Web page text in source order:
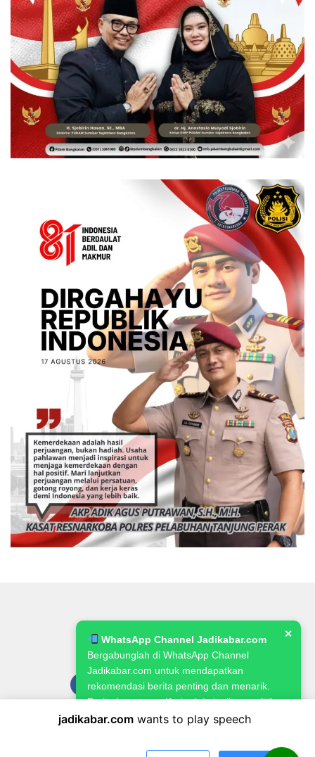
Pedoman Media Siber Kode Etik Jurnalistik
jadikabar.com wants to play speech
WhatsApp Channel Jadikabar.com
Bergabunglah di WhatsApp Channel
Jadikabar.com untuk mendapatkan
rekomendasi berita penting dan menarik.
Berita Lowongan Kerja, kriminalitas, politik,
pemerintahan, pertanian & ketahanan
✕